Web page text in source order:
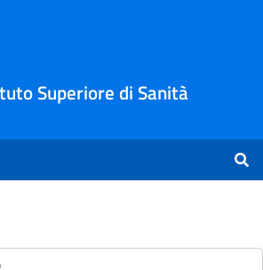
Superiore di Sanità
Ricerca -